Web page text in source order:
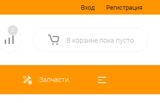
Вход Регистрация
0
В корзине пока пусто
Запчасти